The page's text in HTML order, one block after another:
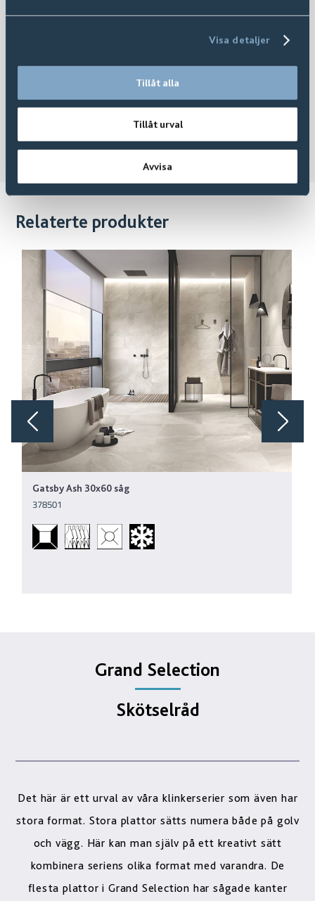
Visa detaljer
Tillåt alla
Tillåt urval
Avvisa
Relaterte produkter
Gatsby Ash 30x60 såg
378501
Grand Selection
Skötselråd
Det här är ett urval av våra klinkerserier som även har
stora format. Stora plattor sätts numera både på golv
och vägg. Här kan man själv på ett kreativt sätt
kombinera seriens olika format med varandra. De
flesta plattor i Grand Selection har sågade kanter